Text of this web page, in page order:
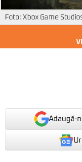
Foto: Xbox Game
Adaugă-